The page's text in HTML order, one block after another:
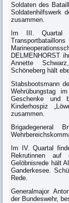
Soldaten des
Soldatenhilfswerk
zusammen.
Im III. Quartal
DELMENHORST
Annette
Schöneberg hält
Stabsbootsmann
Wehrübungstag
Geschenke und
Kinderhospiz
zusammen.
Brigadegeneral
Im IV. Quartal
Rekrutinnen
Gelöbnisrede hält
Ganderkesee.
Rede.
Generalmajor
der Bundeswehr,